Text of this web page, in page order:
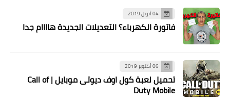
04 أبريل 2019
فاتورة الكهرباء؟ التعديلات الجديدة هاااام جدا
06 أكتوبر 2019
تحميل لعبة كول اوف ديوتى موبايل | Call of
Duty Mobile‏